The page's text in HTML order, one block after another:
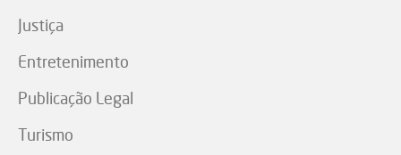
Justiça
Entretenimento
Publicação Legal
Turismo